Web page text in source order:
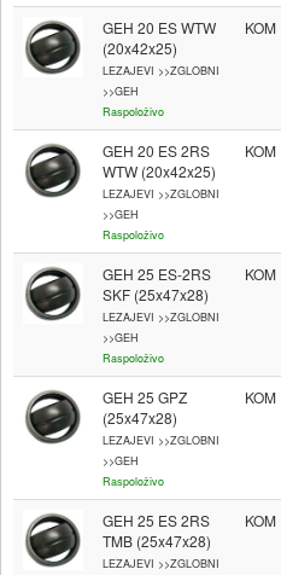
GEH 20 ES WTW
(20x42x25)
LEZAJEVI >>ZGLOBNI
>>GEH
Raspoloživo
KOM
GEH 20 ES 2RS
WTW (20x42x25)
LEZAJEVI >>ZGLOBNI
>>GEH
Raspoloživo
KOM
GEH 25 ES-2RS
SKF (25x47x28)
LEZAJEVI >>ZGLOBNI
>>GEH
Raspoloživo
KOM
GEH 25 GPZ
(25x47x28)
LEZAJEVI >>ZGLOBNI
>>GEH
Raspoloživo
KOM
GEH 25 ES 2RS
TMB (25x47x28)
LEZAJEVI >>ZGLOBNI
KOM